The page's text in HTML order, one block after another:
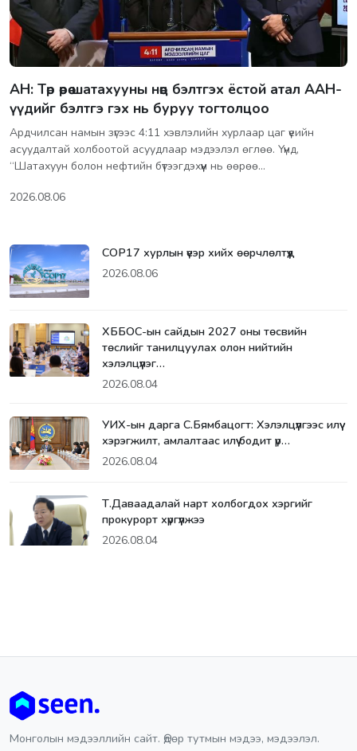
АН: Төр өөрөө шатахууны нөөц бэлтгэх ёстой атал ААН-
үүдийг бэлтгэ гэх нь буруу тогтолцоо
Ардчилсан намын зүгээс 4:11 хэвлэлийн хурлаар цаг үеийн
асуудалтай холбоотой асуудлаар мэдээлэл өглөө. Үүнд,
“Шатахуун болон нефтийн бүтээгдэхүүн нь өөрөө…
2026.08.06
СОР17 хурлын үеэр хийх өөрчлөлтүүд
2026.08.06
ХББОС-ын сайдын 2027 оны төсвийн
төслийг танилцуулах олон нийтийн
хэлэлцүүлэг…
2026.08.04
УИХ-ын дарга С.Бямбацогт: Хэлэлцүүлгээс илүү
хэрэгжилт, амлалтаас илүү бодит үр…
2026.08.04
Т.Даваадалай нарт холбогдох хэргийг
прокурорт хүргүүлжээ
2026.08.04
Монголын мэдээллийн сайт. Өдөр тутмын мэдээ, мэдээлэл.